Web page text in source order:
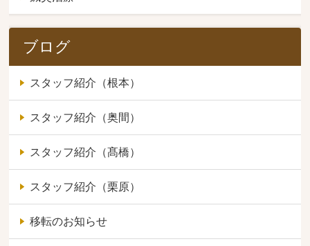
ブログ
スタッフ紹介（根本）
スタッフ紹介（奥間）
スタッフ紹介（髙橋）
スタッフ紹介（栗原）
移転のお知らせ